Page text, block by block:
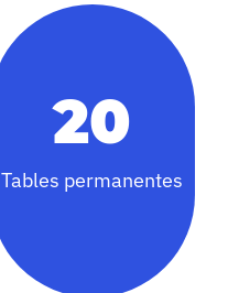
20
Tables permanentes